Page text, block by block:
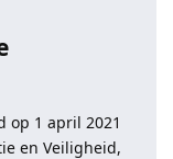
op 1 april 2021
en Veiligheid,